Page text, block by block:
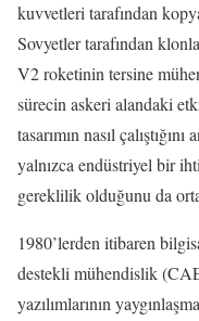
kuvvetleri tarafından
Sovyetler tarafından
V2 roketinin tersine
sürecin askeri alandaki
tasarımın nasıl
yalnızca endüstriyel bir
gereklilik olduğunu da
1980’lerden itibaren
destekli mühendislik
yazılımlarının